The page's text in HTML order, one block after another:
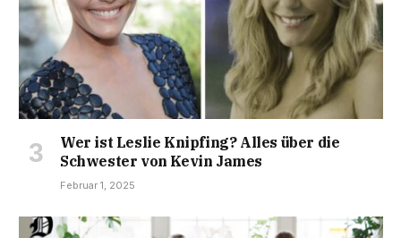
Wer ist Leslie Knipfing? Alles über die
Schwester von Kevin James
Februar 1, 2025